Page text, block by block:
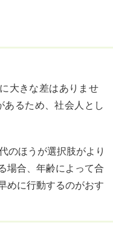
大きな差はありませ
るため、社会人とし
のほうが選択肢がより
場合、年齢によって合
めに行動するのがおす